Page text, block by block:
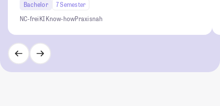
Bachelor
7 Semester
NC-freiKI Know-howPraxisnah